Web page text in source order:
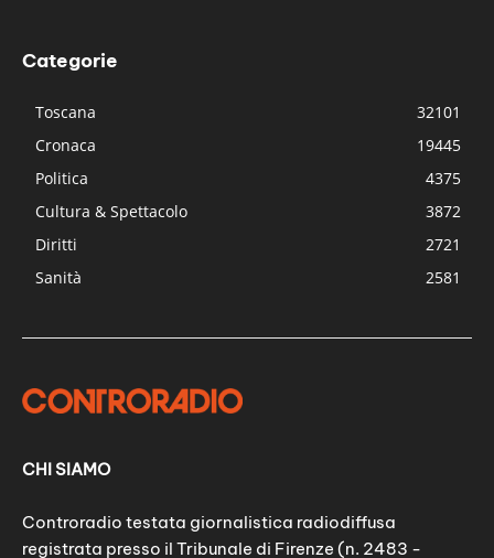
Categorie
Toscana
32101
Cronaca
19445
Politica
4375
Cultura & Spettacolo
3872
Diritti
2721
Sanità
2581
CHI SIAMO
Controradio testata giornalistica radiodiffusa
registrata presso il Tribunale di Firenze (n. 2483 -